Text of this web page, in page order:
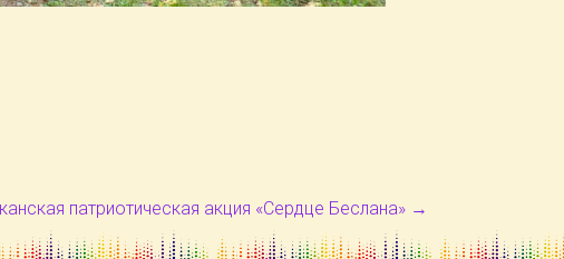
патриотическая акция «Сердце Беслана» →